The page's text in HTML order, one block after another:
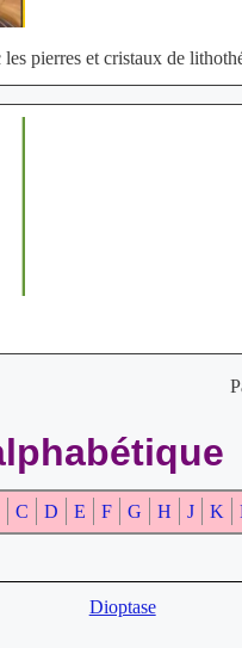
pierres et cristaux de
C D E F G H J K
Dioptase